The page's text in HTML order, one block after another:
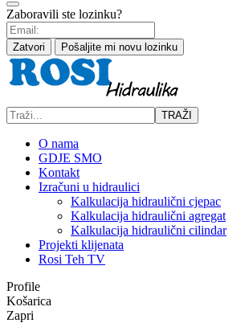
Zaboravili ste lozinku?
Zatvori Pošaljite mi novu lozinku
TRAŽI
O nama
GDJE SMO
Kontakt
Izračuni u hidraulici
Kalkulacija hidraulični cjepac
Kalkulacija hidraulični agregat
Kalkulacija hidraulični cilindar
Projekti klijenata
Rosi Teh TV
Profile
Košarica
Zapri